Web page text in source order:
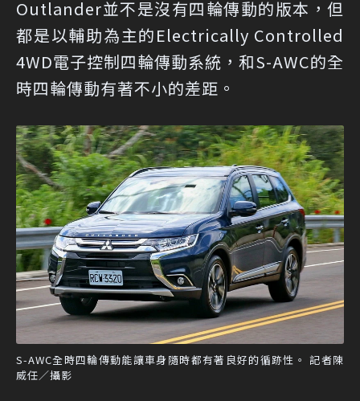
Outlander並不是沒有四輪傳動的版本，但
都是以輔助為主的Electrically Controlled
4WD電子控制四輪傳動系統，和S-AWC的全
時四輪傳動有著不小的差距。
S-AWC全時四輪傳動能讓車身隨時都有著良好的循跡性。 記者陳
威任／攝影